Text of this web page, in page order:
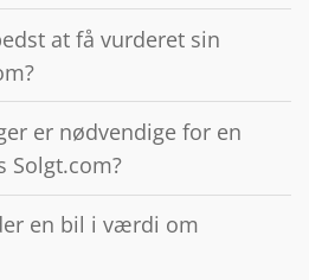
at få vurderet sin
er nødvendige for en
Solgt.com?
en bil i værdi om